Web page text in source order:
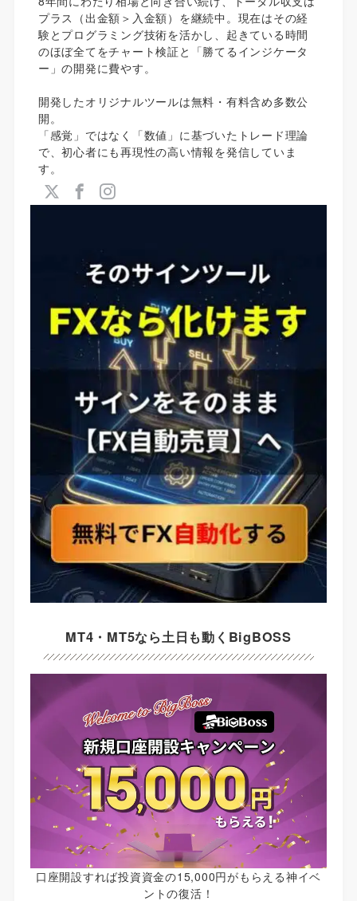
プラス（出金額＞入金額）を継続中。現在はその経
験とプログラミング技術を活かし、起きている時間
のほぼ全てをチャート検証と「勝てるインジケータ
ー」の開発に費やす。
開発したオリジナルツールは無料・有料含め多数公
開。
「感覚」ではなく「数値」に基づいたトレード理論
で、初心者にも再現性の高い情報を発信していま
す。
MT4・MT5なら土日も動くBigBOSS
口座開設すれば投資資金の15,000円がもらえる神イベ
ントの復活！